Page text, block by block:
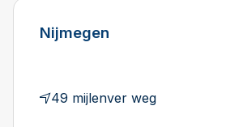
Nijmegen
49 mijlenver weg